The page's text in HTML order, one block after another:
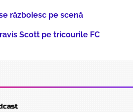
războiesc pe scenă
Scott pe tricourile FC